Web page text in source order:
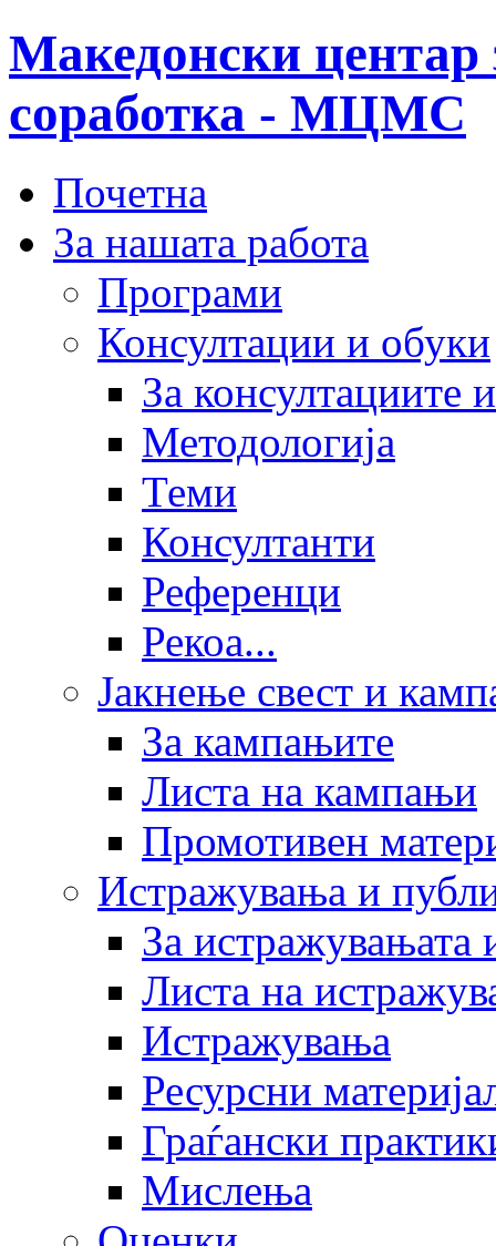
Македонски центар
соработка - МЦМС
Почетна
За нашата работа
Програми
Консултации и обуки
За консултациите
Методологија
Теми
Консултанти
Референци
Рекоа...
Јакнење свест и
За кампањите
Листа на кампањи
Промотивен
Истражувања и
За истражувањата
Листа на
Истражувања
Ресурсни
Граѓански
Мислења